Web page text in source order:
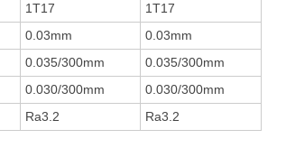
1T17
1T17
0.03mm
0.03mm
0.035/300mm
0.035/300mm
0.030/300mm
0.030/300mm
Ra3.2 Ra3.2